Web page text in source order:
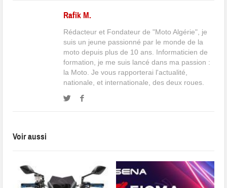
Rafik M.
Rédacteur et Fondateur de "Moto Algérie", je
suis un jeune passionné par le monde de la
moto depuis plus de 10 ans. Informaticien de
formation, je me suis lancé dans ma passion :
la Moto. Je vous rapporterai l'actualité,
nationale, et internationale, des deux roues.
Voir aussi